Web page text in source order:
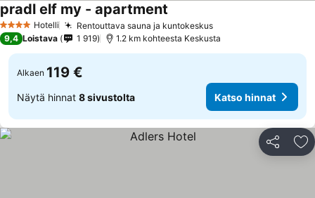
4 Tähtiluokitus
Hotelli Rentouttava sauna ja kuntokeskus
pradl elf my - apartment
9,4 Loistava 1 919 1.2 km kohteesta Keskusta
Alkaen 119 €
Näytä hinnat 8 sivustolta Katso hinnat
Jaa